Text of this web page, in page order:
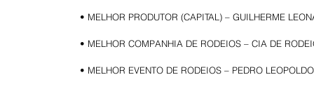
• MELHOR PRODUTOR (CAPITAL) – GUILHERME
• MELHOR COMPANHIA DE RODEIOS – CIA DE
• MELHOR EVENTO DE RODEIOS – PEDRO